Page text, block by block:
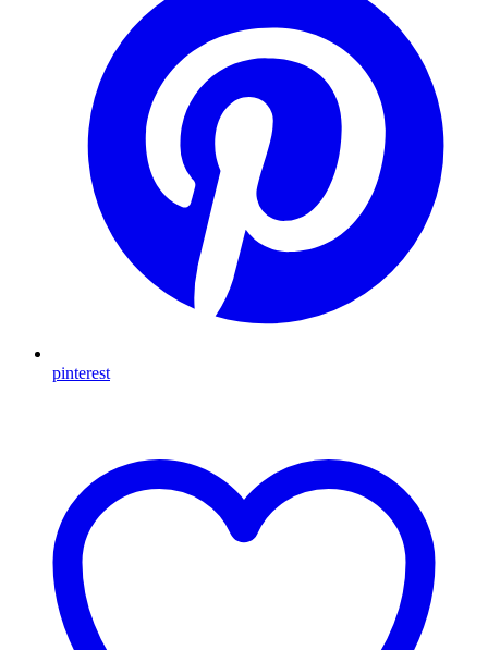
pinterest